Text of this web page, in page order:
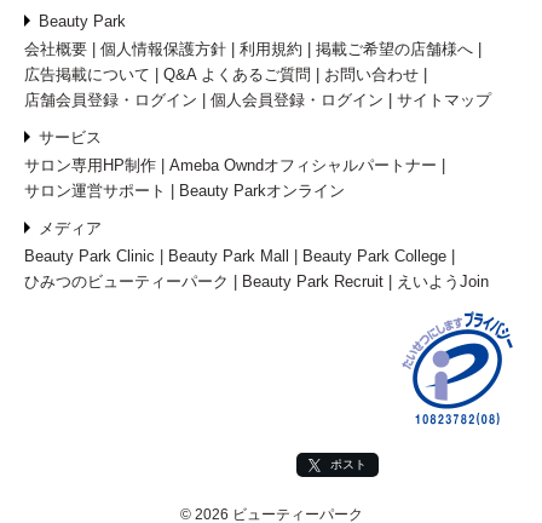
Beauty Park
会社概要
個人情報保護方針 利用規約
掲載ご希望の店舗様へ
広告掲載について
Q&A よくあるご質問
お問い合わせ
店舗会員登録・ログイン
個人会員登録・ログイン サイトマップ
サービス
サロン専用HP制作
Ameba Owndオフィシャルパートナー
サロン運営サポート
Beauty Parkオンライン
メディア
Beauty Park Clinic
Beauty Park Mall
Beauty Park College
ひみつのビューティーパーク
Beauty Park Recruit えいようJoin
ポスト
© 2026 ビューティーパーク